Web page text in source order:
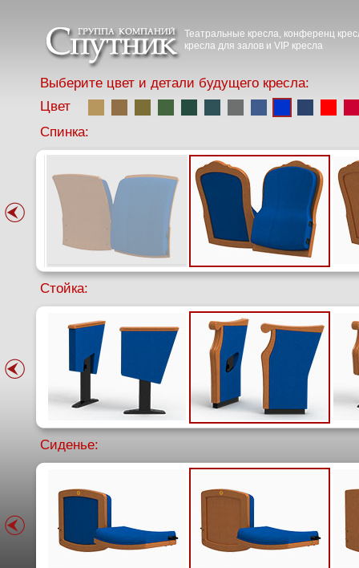
Театральные кресла, конференц
кресла для залов и VIP кресла
Выберите цвет и детали будущего кресла:
Цвет
Спинка:
Стойка:
Сиденье: